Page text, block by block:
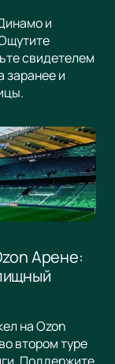
и
свидетелем
заранее и
Арене:
на Ozon
втором туре